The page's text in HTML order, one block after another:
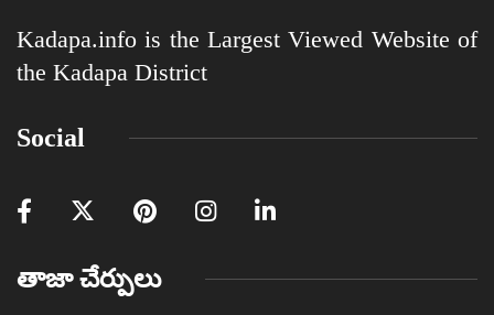
Kadapa.info is the Largest Viewed Website of
the Kadapa District
Social
తాజా చేర్పులు